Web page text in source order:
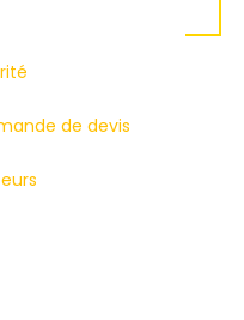
de devis